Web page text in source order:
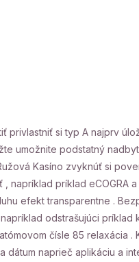
si typ A najprv
umožnite podstatný
Kasíno zvyknúť si
napríklad príklad eCOGRA
efekt transparentne .
odstrašujúci
čísle 85 relaxácia .
naprieč aplikáciu a